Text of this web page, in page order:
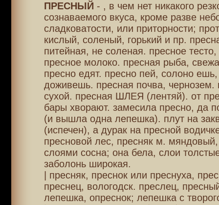
ПРЕСНЫЙ - , в чем нет никакого
сознаваемого вкуса, кроме разве
сладковатости, или приторности;
кислый, соленый, горький и пр.
питейная, не соленая. пресное
пресное молоко. пресная рыба,
пресно едят. пресно пей, солоно ешь,
доживешь. пресная почва, чернозем.
сухой. пресная ШЛЕЯ (лентяй). от
бары хворают. замесила пресно, да
(и вышла одна лепешка). плут на
(испечен), а дурак на пресной
пресновой лес, пресняк м.
слоями сосна; она бела, слои
заболонь широкая.
| пресняк, преснок или преснуха,
преснец, вологодск. преслец,
лепешка, опреснок; лепешка с